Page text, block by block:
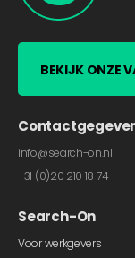
BEKIJK ONZE
info@search-on.nl
+31 (0)20 210 18 74
Search-On
Voor werkgevers